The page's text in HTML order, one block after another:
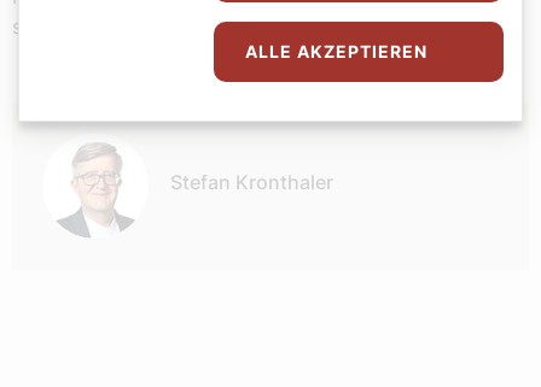
schwieriger statt einfacher geworden ist.
Autor:
Stefan Kronthaler
ALLE AKZEPTIEREN